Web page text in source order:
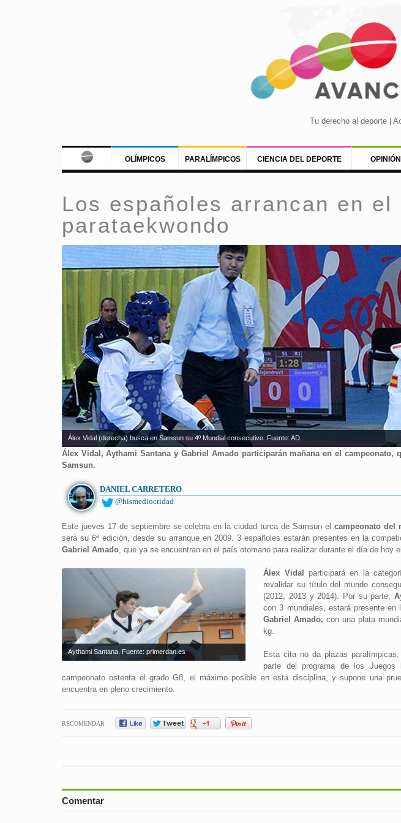
Tu derecho al deporte |
OLÍMPICOS PARALÍMPICOS CIENCIA DEL DEPORTE OPINIÓN
Los españoles arrancan en el
parataekwondo
Álex Vidal (derecha) busca en Samsun su 4º Mundial consecutivo. Fuente: AD.
Álex Vidal, Aythami Santana y Gabriel Amado participarán mañana en el campeonato,
Samsun.
DANIEL CARRETERO
@hismediocridad
Este jueves 17 de septiembre se celebra en la ciudad turca de Samsun elcampeonato del
será su 6ª edición, desde su arranque en 2009. 3 españoles estarán presentes en la
Gabriel Amado, que ya se encuentran en el país otomano para realizar durante el día de hoy
Aythami Santana. Fuente: primerdan.es
Álex Vidal
participará en la
revalidar su título del mundo
(2012, 2013 y 2014). Por su parte,
con 3 mundiales, estará presente
Gabriel Amado, con una plata
kg.
Esta cita no da plazas
parte del programa de los Juegos
campeonato ostenta el grado G8, el máximo posible en esta disciplina, y supone una
encuentra en pleno crecimiento.
RECOMENDAR
Comentar